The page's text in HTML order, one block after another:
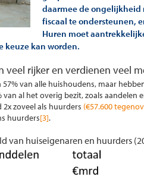
daarmee de ongelijkheid
fiscaal te ondersteunen,
Huren moet
keuze kan worden.
veel rijker en verdienen veel
van alle huishoudens, maar
van al het overig bezit, zoals
zoveel als huurders (€57.600
huurders[3].
van huiseigenaren en huurders